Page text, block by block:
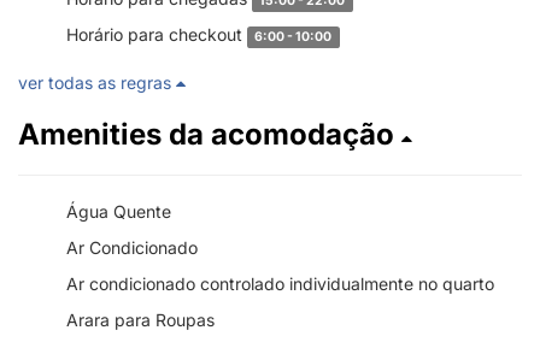
Horário para checkout 6:00 - 10:00
ver todas as regras
Amenities da acomodação
Água Quente
Ar Condicionado
Ar condicionado controlado individualmente no quarto
Arara para Roupas